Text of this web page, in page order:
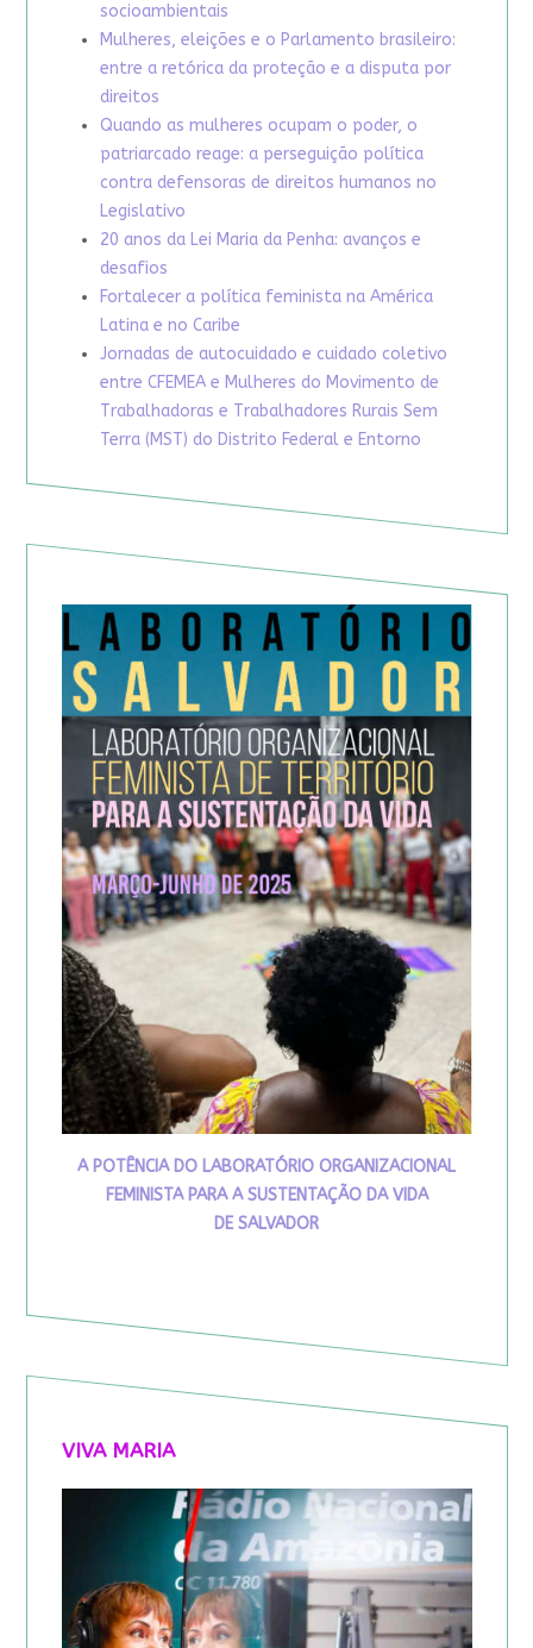
socioambientais
Mulheres, eleições e o Parlamento brasileiro:
entre a retórica da proteção e a disputa por
direitos
Quando as mulheres ocupam o poder, o
patriarcado reage: a perseguição política
contra defensoras de direitos humanos no
Legislativo
20 anos da Lei Maria da Penha: avanços e
desafios
Fortalecer a política feminista na América
Latina e no Caribe
Jornadas de autocuidado e cuidado coletivo
entre CFEMEA e Mulheres do Movimento de
Trabalhadoras e Trabalhadores Rurais Sem
Terra (MST) do Distrito Federal e Entorno
A POTÊNCIA DO LABORATÓRIO ORGANIZACIONAL
FEMINISTA PARA A SUSTENTAÇÃO DA VIDA
DE SALVADOR
VIVA MARIA